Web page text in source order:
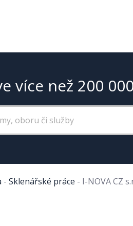
více než 200
- Sklenářské práce - I-NOVA CZ